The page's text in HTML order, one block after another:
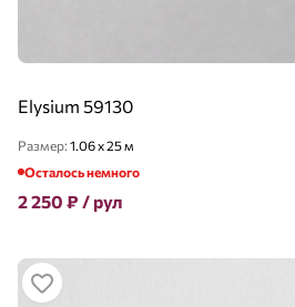
Elysium 59130
Размер: 1.06 x 25 м
Осталось немного
2 250 ₽ / рул